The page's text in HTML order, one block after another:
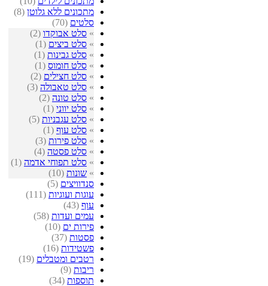
מתכונים ללא גלוטן (8)
סלטים (70)
» סלט אבוקדו (2)
» סלט ביצים (1)
» סלט גבינות (1)
» סלט חומוס (1)
» סלט חצילים (2)
» סלט טאבולה (3)
» סלט טונה (2)
» סלט יווני (1)
» סלט עגבניות (5)
» סלט עוף (1)
» סלט פירות (3)
» סלט פסטה (4)
» סלט תפוחי אדמה (1)
» שונות (10)
סנדוויצים (5)
עוגות ועוגיות (111)
עוף (43)
עמים ועדות (58)
פירות ים (10)
פסטות (37)
פשטידות (16)
רטבים ומטבלים (19)
ריבות (9)
תוספות (34)